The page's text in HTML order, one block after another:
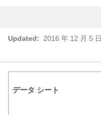
Updated:
2016 年 12 月 5 日
データ シート